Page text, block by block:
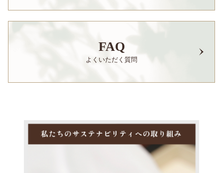
FAQ
よくいただく質問